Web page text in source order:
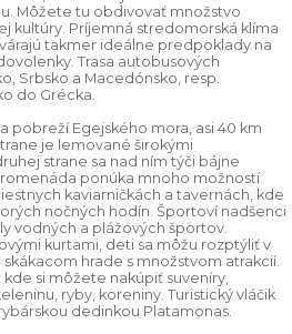
Môžete tu obdivovať množstvo
kultúry. Príjemná stredomorská klíma
takmer ideálne predpoklady na
Trasa autobusových
Srbsko a Macedónsko, resp.
do Grécka.
pobreží Egejského mora, asi 40 km
je lemované širokými
strane sa nad ním týči bájne
ponúka mnoho možností
kaviarničkách a tavernách, kde
nočných hodín. Športoví nadšenci
vodných a plážových športov.
kurtami, deti sa môžu rozptýliť v
hrade s množstvom atrakcií.
si môžete nakúpiť suveníry,
ryby, koreniny. Turistický vláčik
dedinkou Platamonas.